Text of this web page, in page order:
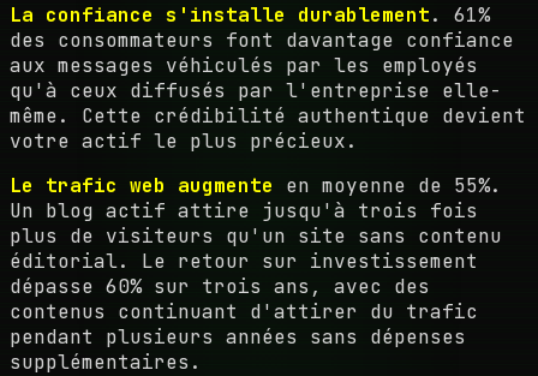
La confiance s'installe durablement. 61%
des consommateurs font davantage confiance
aux messages véhiculés par les employés
qu'à ceux diffusés par l'entreprise elle-
même. Cette crédibilité authentique devient
votre actif le plus précieux.
Le trafic web augmente en moyenne de 55%.
Un blog actif attire jusqu'à trois fois
plus de visiteurs qu'un site sans contenu
éditorial. Le retour sur investissement
dépasse 60% sur trois ans, avec des
contenus continuant d'attirer du trafic
pendant plusieurs années sans dépenses
supplémentaires.